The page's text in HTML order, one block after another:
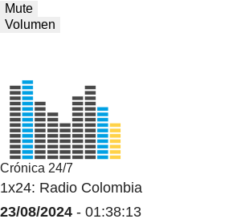
Mute
Volumen
Crónica 24/7
1x24: Radio Colombia
23/08/2024 - 01:38:13